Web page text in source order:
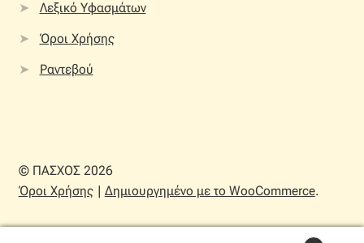
Λεξικό Υφασμάτων
Όροι Χρήσης
Ραντεβού
© ΠΑΣΧΟΣ 2026
Όροι Χρήσης
Δημιουργημένο με το WooCommerce.